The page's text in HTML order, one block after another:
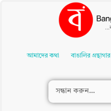
Contentআমাদের কথা বাঙালির গ্রন্থাগার